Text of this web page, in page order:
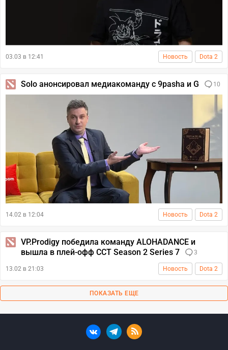
03.03 в 12:41 Новость Dota 2
Solo анонсировал медиакоманду с 9pasha и G 10
14.02 в 12:04 Новость Dota 2
VP.Prodigy победила команду ALOHADANCE и
вышла в плей-офф CCT Season 2 Series 7
3
13.02 в 21:03 Новость Dota 2
ПОКАЗАТЬ ЕЩЕ